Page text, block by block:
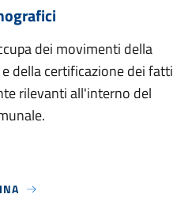
dei movimenti della
della certificazione dei fatti
rilevanti all'interno del